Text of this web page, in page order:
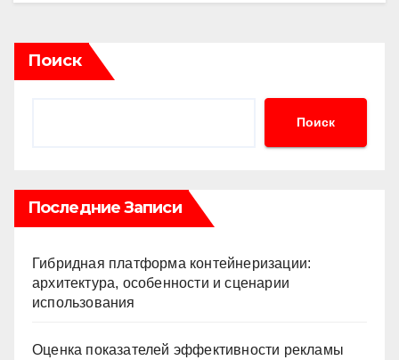
Поиск
Поиск
Последние Записи
Гибридная платформа контейнеризации:
архитектура, особенности и сценарии
использования
Оценка показателей эффективности рекламы